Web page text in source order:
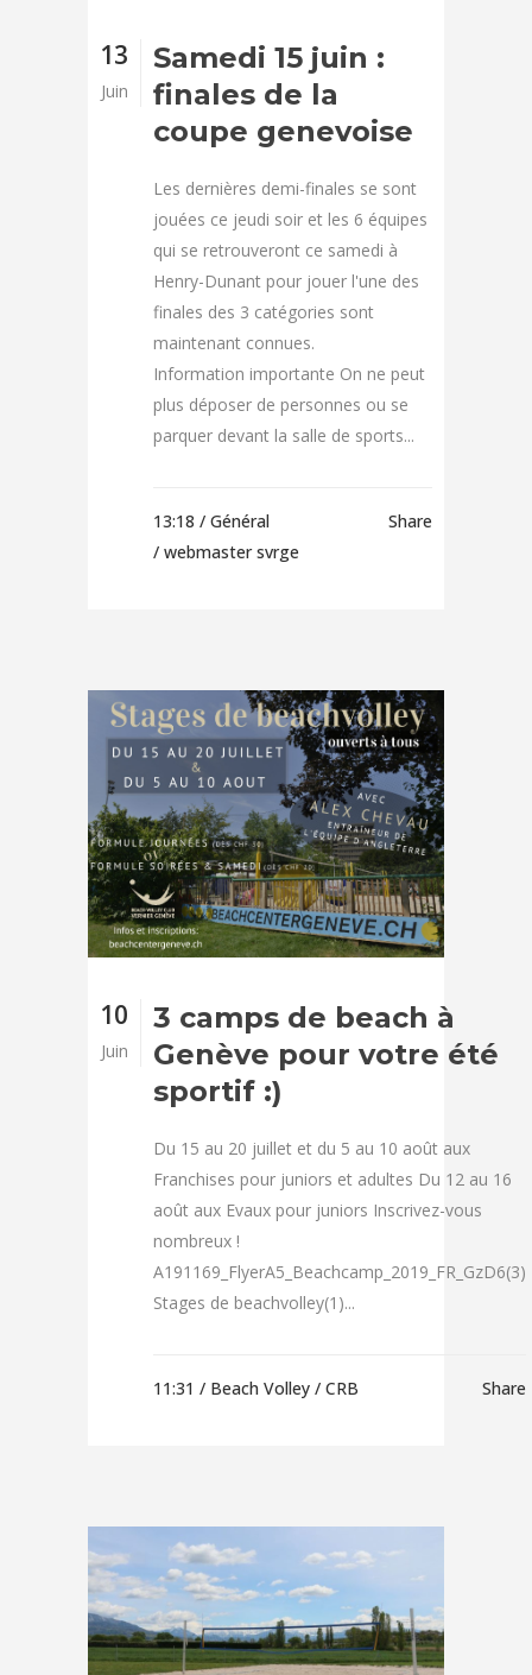
13
Juin
Samedi 15 juin :
finales de la
coupe genevoise
Les dernières demi-finales se sont
jouées ce jeudi soir et les 6 équipes
qui se retrouveront ce samedi à
Henry-Dunant pour jouer l'une des
finales des 3 catégories sont
maintenant connues.
Information importante On ne peut
plus déposer de personnes ou se
parquer devant la salle de sports...
13:18 / Général
/ webmaster svrge
Share
10
Juin
3 camps de beach à
Genève pour votre été
sportif :)
Du 15 au 20 juillet et du 5 au 10 août aux
Franchises pour juniors et adultes Du 12 au 16
août aux Evaux pour juniors Inscrivez-vous
nombreux !
A191169_FlyerA5_Beachcamp_2019_FR_GzD6(3)
Stages de beachvolley(1)...
11:31 / Beach Volley / CRB Share